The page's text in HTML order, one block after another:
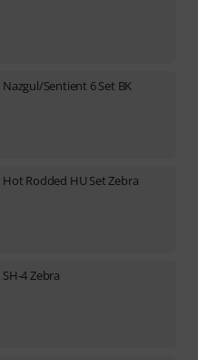
Nazgul/Sentient 6 Set BK
Hot Rodded HU Set Zebra
SH-4 Zebra